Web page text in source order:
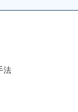
法